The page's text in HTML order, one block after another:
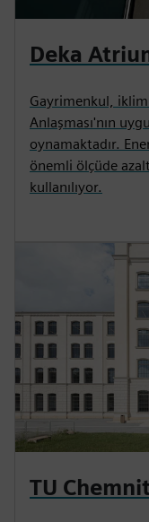
Deka
Gayrimenkul,
Anlaşması'nın
oynamaktadır.
önemli ölçüde
kullanılıyor.
TU